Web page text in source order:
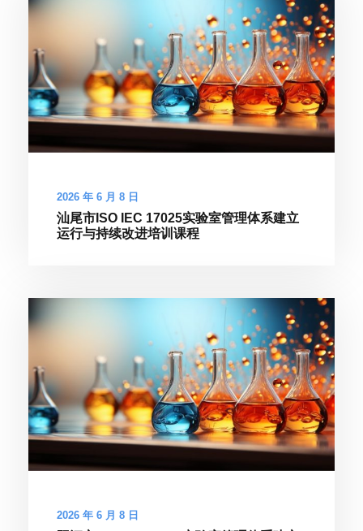
2026 年 6 月 8 日
汕尾市ISO IEC 17025实验室管理体系建立
运行与持续改进培训课程
2026 年 6 月 8 日